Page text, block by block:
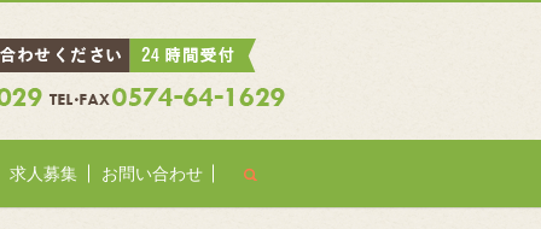
求人募集 お問い合わせ